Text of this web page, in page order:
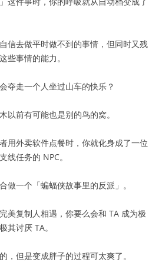
信去做平时做不到的事情，但同时又残
些事情的能力。
夺走一个人坐过山车的快乐？
以前有可能也是别的鸟的窝。
用外卖软件点餐时，你就化身成了一位
线任务的 NPC。
做一个「蝙蝠侠故事里的反派」。
美复制人相遇，你要么会和 TA 成为极
其讨厌 TA。
，但是变成胖子的过程可太爽了。